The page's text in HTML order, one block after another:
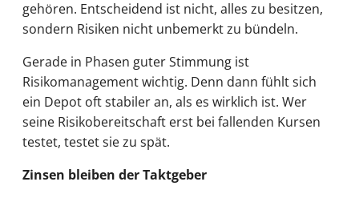
gehören. Entscheidend ist nicht, alles zu besitzen,
sondern Risiken nicht unbemerkt zu bündeln.
Gerade in Phasen guter Stimmung ist
Risikomanagement wichtig. Denn dann fühlt sich
ein Depot oft stabiler an, als es wirklich ist. Wer
seine Risikobereitschaft erst bei fallenden Kursen
testet, testet sie zu spät.
Zinsen bleiben der Taktgeber